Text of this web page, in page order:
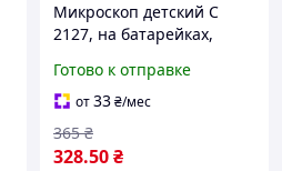
Микроскоп детский С
2127, на батарейках,
Готово к отправке
от33₴/мес
328.50₴
365 ₴